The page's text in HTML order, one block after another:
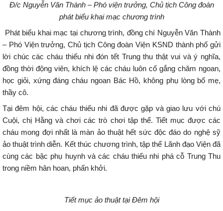
Đ/c Nguyễn Văn Thành – Phó viện trưởng, Chủ tịch Công đoàn
phát biểu khai mạc chương trình
Phát biểu khai mạc tại chương trình, đồng chí Nguyễn Văn Thành
– Phó Viện trưởng, Chủ tịch Công đoàn Viện KSND thành phố gửi
lời chúc các cháu thiếu nhi đón tết Trung thu thật vui và ý nghĩa,
đồng thời động viên, khích lệ các cháu luôn cố gắng chăm ngoan,
học giỏi, xứng đáng cháu ngoan Bác Hồ, không phụ lòng bố mẹ,
thầy cô.
Tại đêm hội, các cháu thiếu nhi đã được gặp và giao lưu với chú
Cuội, chị Hằng và chơi các trò chơi tập thể. Tiết mục được các
cháu mong đợi nhất là màn ảo thuật hết sức độc đáo do nghệ sỹ
ảo thuật trình diễn. Kết thúc chương trình, tập thể Lãnh đạo Viện đã
cùng các bậc phụ huynh và các cháu thiếu nhi phá cỗ Trung Thu
trong niềm hân hoan, phấn khởi.
Tiết mục ảo thuật tại Đêm hội